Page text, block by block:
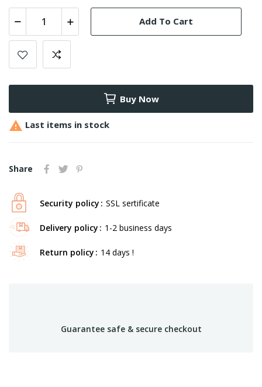
Add To Cart
Buy Now
 Last items in stock
Share
Security policy SSL sertificate
Delivery policy 1-2 business days
Return policy 14 days !
Guarantee safe & secure checkout